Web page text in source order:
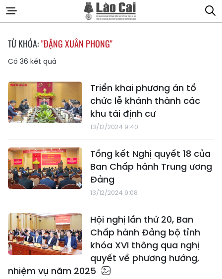
TỪ KHÓA:"ĐẶNG XUÂN PHONG"
Có 36 kết quả
Triển khai phương án tổ
chức lễ khánh thành các
khu tái định cư
13/12/2024 9:40
Tổng kết Nghị quyết 18 của
Ban Chấp hành Trung ương
Đảng
13/12/2024 9:08
Hội nghị lần thứ 20, Ban
Chấp hành Đảng bộ tỉnh
khóa XVI thông qua nghị
quyết về phương hướng,
nhiệm vụ năm 2025